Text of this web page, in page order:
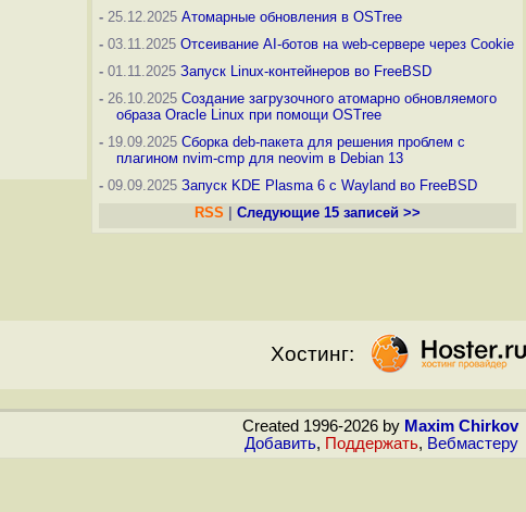
- 25.12.2025 Атомарные обновления в OSTree
- 03.11.2025 Отсеивание AI-ботов на web-сервере через Cookie
- 01.11.2025 Запуск Linux-контейнеров во FreeBSD
- 26.10.2025 Создание загрузочного атомарно обновляемого
образа Oracle Linux при помощи OSTree
- 19.09.2025 Сборка deb-пакета для решения проблем с
плагином nvim-cmp для neovim в Debian 13
- 09.09.2025 Запуск KDE Plasma 6 с Wayland во FreeBSD
RSS
Следующие 15 записей >>
Хостинг:
Created 1996-2026 by Maxim Chirkov
Добавить, Поддержать, Вебмастеру